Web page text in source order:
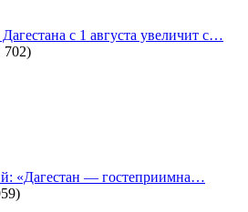
с 1 августа увеличит с…
702)
«Дагестан — гостеприимна…